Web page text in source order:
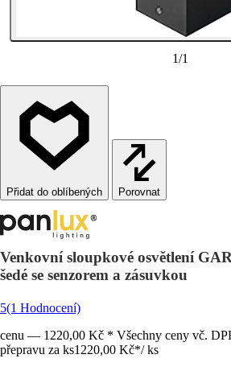
1/1
Porovnat
Venkovní sloupkové osvětlení
šedé se senzorem a zásuvkou
5(1 Hodnocení)
cenu — 1220,00 Kč * Všechny ceny vč.
přepravu za ks1220,00 Kč*/ ks